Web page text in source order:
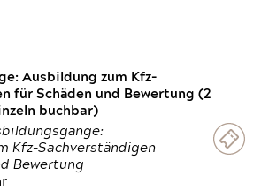
Ausbildung zum Kfz-
für Schäden und Bewertung (2
buchbar)
Kfz-Sachverständigen
Bewertung